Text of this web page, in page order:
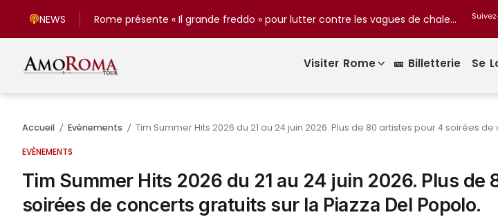
NEWS Rome présente « Il grande freddo » pour lutter contre les vagues de chaleur !
Visiter Rome 🎫 Billetterie Se
Accueil / Evènements / Tim Summer Hits 2026 du 21 au 24 juin 2026. Plus de 80 artistes pour 4 soirées
EVÈNEMENTS
Tim Summer Hits 2026 du 21 au 24 juin 2026. Plus de
soirées de concerts gratuits sur la Piazza Del Popolo.